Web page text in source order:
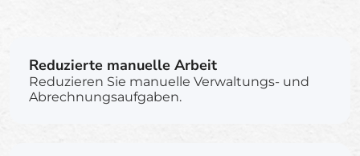
Reduzierte manuelle Arbeit
Reduzieren Sie manuelle Verwaltungs- und
Abrechnungsaufgaben.